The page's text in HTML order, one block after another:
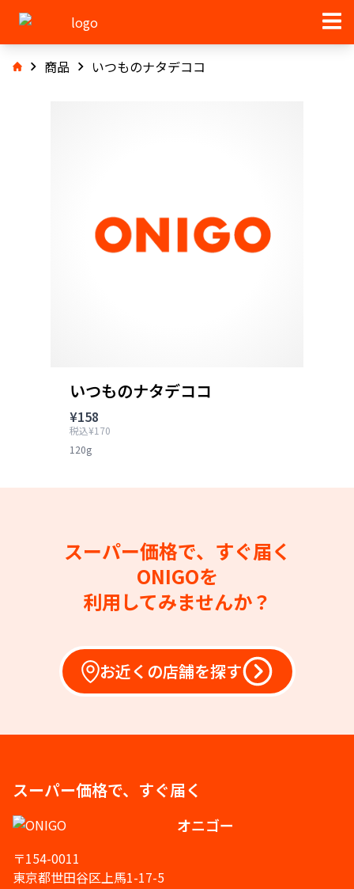
商品 いつものナタデココ
いつものナタデココ
¥158
税込¥170
120g
スーパー価格で、すぐ届く
ONIGOを
利用してみませんか？
お近くの店舗を探す
スーパー価格で、すぐ届く
オニゴー
〒154-0011
東京都世田谷区上馬1-17-5